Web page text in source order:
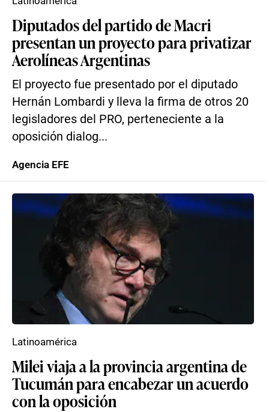
Diputados del partido de Macri
presentan un proyecto para privatizar
Aerolíneas Argentinas
El proyecto fue presentado por el diputado
Hernán Lombardi y lleva la firma de otros 20
legisladores del PRO, perteneciente a la
oposición dialog...
Agencia EFE
Milei viaja a la provincia argentina de
Tucumán para encabezar un acuerdo
con la oposición
Latinoamérica